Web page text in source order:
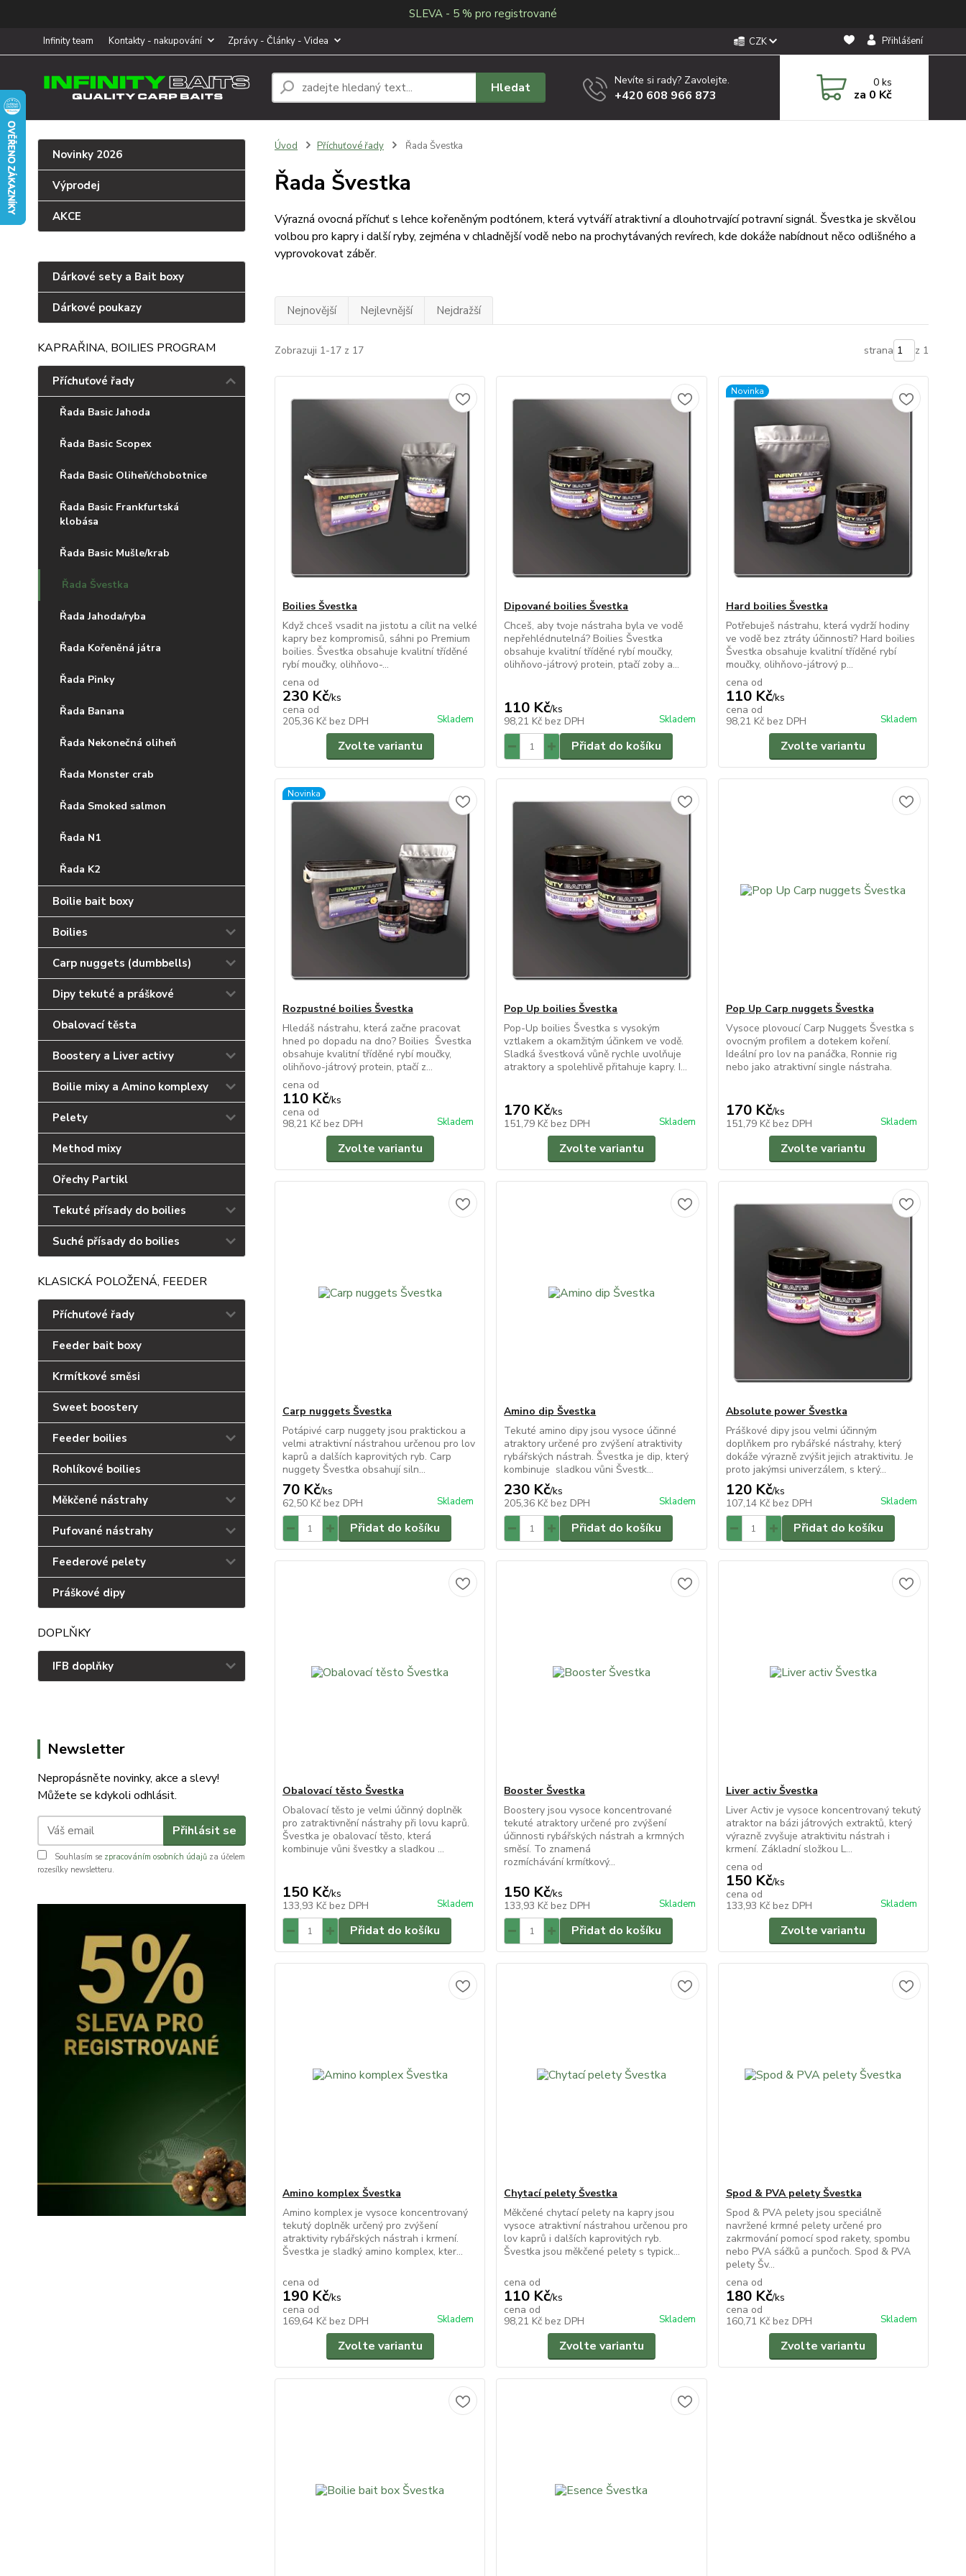
SLEVA - 5 % pro registrované
Infinity team Kontakty - nakupování Zprávy - Články - Videa CZK Přihlášení
Hledat Nevíte si rady? Zavolejte.
+420 608 966 873
0ks
za 0 Kč
Novinky 2026
Výprodej
AKCE
Dárkové sety a Bait boxy
Dárkové poukazy
KAPRAŘINA, BOILIES PROGRAM
Příchuťové řady
Řada Basic Jahoda
Řada Basic Scopex
Řada Basic Oliheň/chobotnice
Řada Basic Frankfurtská
klobása
Řada Basic Mušle/krab
Řada Švestka
Řada Jahoda/ryba
Řada Kořeněná játra
Řada Pinky
Řada Banana
Řada Nekonečná oliheň
Řada Monster crab
Řada Smoked salmon
Řada N1
Řada K2
Boilie bait boxy
Boilies
Carp nuggets (dumbbells)
Dipy tekuté a práškové
Obalovací těsta
Boostery a Liver activy
Boilie mixy a Amino komplexy
Pelety
Method mixy
Ořechy Partikl
Tekuté přísady do boilies
Suché přísady do boilies
KLASICKÁ POLOŽENÁ, FEEDER
Příchuťové řady
Feeder bait boxy
Krmítkové směsi
Sweet boostery
Feeder boilies
Rohlíkové boilies
Měkčené nástrahy
Pufované nástrahy
Feederové pelety
Práškové dipy
DOPLŇKY
IFB doplňky
Newsletter
Nepropásněte novinky, akce a slevy!
Můžete se kdykoli odhlásit.
Přihlásit se
Souhlasím se zpracováním osobních údajů za účelem
rozesílky newsletteru.
Úvod Příchuťové řady Řada Švestka
Řada Švestka
Výrazná ovocná příchuť s lehce kořeněným podtónem, která vytváří atraktivní a dlouhotrvající potravní signál. Švestka je skvělou
volbou pro kapry i další ryby, zejména v chladnější vodě nebo na prochytávaných revírech, kde dokáže nabídnout něco odlišného a
vyprovokovat záběr.
Nejnovější Nejlevnější Nejdražší
Zobrazuji 1-17 z 17 strana z 1
Boilies Švestka
Když chceš vsadit na jistotu a cílit na velké
kapry bez kompromisů, sáhni po Premium
boilies. Švestka obsahuje kvalitní tříděné
rybí moučky, olihňovo-...
cena od
230 Kč/ks
cena od
205,36 Kč bez DPH Skladem
Zvolte variantu
Dipované boilies Švestka
Chceš, aby tvoje nástraha byla ve vodě
nepřehlédnutelná? Boilies Švestka
obsahuje kvalitní tříděné rybí moučky,
olihňovo-játrový protein, ptačí zoby a...
110 Kč/ks
98,21 Kč bez DPH Skladem
Přidat do košíku
Novinka
Hard boilies Švestka
Potřebuješ nástrahu, která vydrží hodiny
ve vodě bez ztráty účinnosti? Hard boilies
Švestka obsahuje kvalitní tříděné rybí
moučky, olihňovo-játrový p...
cena od
110 Kč/ks
cena od
98,21 Kč bez DPH Skladem
Zvolte variantu
Novinka
Rozpustné boilies Švestka
Hledáš nástrahu, která začne pracovat
hned po dopadu na dno? Boilies Švestka
obsahuje kvalitní tříděné rybí moučky,
olihňovo-játrový protein, ptačí z...
cena od
110 Kč/ks
cena od
98,21 Kč bez DPH Skladem
Zvolte variantu
Pop Up boilies Švestka
Pop-Up boilies Švestka s vysokým
vztlakem a okamžitým účinkem ve vodě.
Sladká švestková vůně rychle uvolňuje
atraktory a spolehlivě přitahuje kapry. I...
170 Kč/ks
151,79 Kč bez DPH Skladem
Zvolte variantu
Pop Up Carp nuggets Švestka
Vysoce plovoucí Carp Nuggets Švestka s
ovocným profilem a dotekem koření.
Ideální pro lov na panáčka, Ronnie rig
nebo jako atraktivní single nástraha.
170 Kč/ks
151,79 Kč bez DPH Skladem
Zvolte variantu
Carp nuggets Švestka
Potápivé carp nuggety jsou praktickou a
velmi atraktivní nástrahou určenou pro lov
kaprů a dalších kaprovitých ryb. Carp
nuggety Švestka obsahují siln...
70 Kč/ks
62,50 Kč bez DPH Skladem
Přidat do košíku
Amino dip Švestka
Tekuté amino dipy jsou vysoce účinné
atraktory určené pro zvýšení atraktivity
rybářských nástrah. Švestka je dip, který
kombinuje sladkou vůni Švestk...
230 Kč/ks
205,36 Kč bez DPH Skladem
Přidat do košíku
Absolute power Švestka
Práškové dipy jsou velmi účinným
doplňkem pro rybářské nástrahy, který
dokáže výrazně zvýšit jejich atraktivitu. Je
proto jakýmsi univerzálem, s který...
120 Kč/ks
107,14 Kč bez DPH Skladem
Přidat do košíku
Obalovací těsto Švestka
Obalovací těsto je velmi účinný doplněk
pro zatraktivnění nástrahy při lovu kaprů.
Švestka je obalovací těsto, která
kombinuje vůni švestky a sladkou ...
150 Kč/ks
133,93 Kč bez DPH Skladem
Přidat do košíku
Booster Švestka
Boostery jsou vysoce koncentrované
tekuté atraktory určené pro zvýšení
účinnosti rybářských nástrah a krmných
směsí. To znamená
rozmíchávání krmítkový...
150 Kč/ks
133,93 Kč bez DPH Skladem
Přidat do košíku
Liver activ Švestka
Liver Activ je vysoce koncentrovaný tekutý
atraktor na bázi játrových extraktů, který
výrazně zvyšuje atraktivitu nástrah i
krmení. Základní složkou L...
cena od
150 Kč/ks
cena od
133,93 Kč bez DPH Skladem
Zvolte variantu
Amino komplex Švestka
Amino komplex je vysoce koncentrovaný
tekutý doplněk určený pro zvýšení
atraktivity rybářských nástrah i krmení.
Švestka je sladký amino komplex, kter...
cena od
190 Kč/ks
cena od
169,64 Kč bez DPH Skladem
Zvolte variantu
Chytací pelety Švestka
Měkčené chytací pelety na kapry jsou
vysoce atraktivní nástrahou určenou pro
lov kaprů i dalších kaprovitých ryb.
Švestka jsou měkčené pelety s typick...
cena od
110 Kč/ks
cena od
98,21 Kč bez DPH Skladem
Zvolte variantu
Spod & PVA pelety Švestka
Spod & PVA pelety jsou speciálně
navržené krmné pelety určené pro
zakrmování pomocí spod rakety, spombu
nebo PVA sáčků a punčoch. Spod & PVA
pelety Šv...
cena od
180 Kč/ks
cena od
160,71 Kč bez DPH Skladem
Zvolte variantu